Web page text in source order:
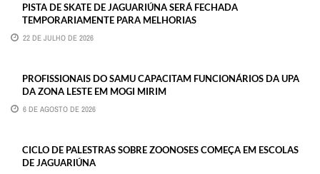
PISTA DE SKATE DE JAGUARIÚNA SERÁ FECHADA
TEMPORARIAMENTE PARA MELHORIAS
22 DE JULHO DE 2026
PROFISSIONAIS DO SAMU CAPACITAM FUNCIONÁRIOS DA UPA
DA ZONA LESTE EM MOGI MIRIM
6 DE AGOSTO DE 2026
CICLO DE PALESTRAS SOBRE ZOONOSES COMEÇA EM ESCOLAS
DE JAGUARIÚNA